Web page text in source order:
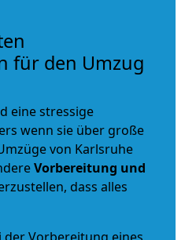
für den Umzug
eine stressige
wenn sie über große
von Karlsruhe
Vorbereitung und
dass alles